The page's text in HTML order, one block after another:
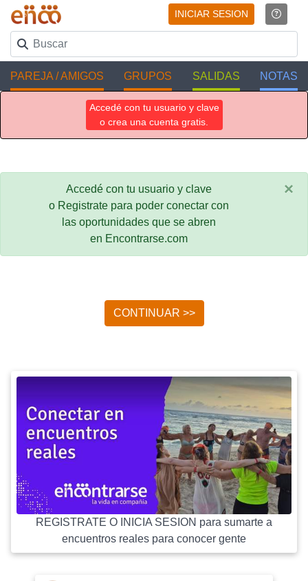
INICIAR SESION
PAREJA / AMIGOS GRUPOS SALIDAS NOTAS
Accedé con tu usuario y clave
o crea una cuenta gratis.
Accedé con tu usuario y clave
o Registrate para poder conectar con
las oportunidades que se abren
en Encontrarse.com
×
CONTINUAR >>
REGISTRATE O INICIA SESION para sumarte a
encuentros reales para conocer gente